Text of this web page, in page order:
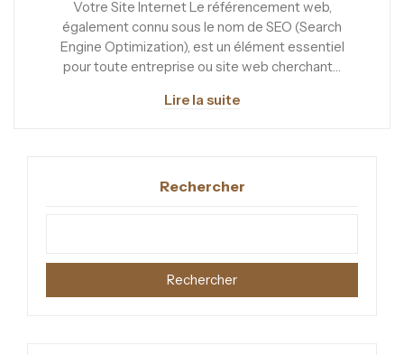
Votre Site Internet Le référencement web,
également connu sous le nom de SEO (Search
Engine Optimization), est un élément essentiel
pour toute entreprise ou site web cherchant…
Lire la suite
Rechercher
Rechercher